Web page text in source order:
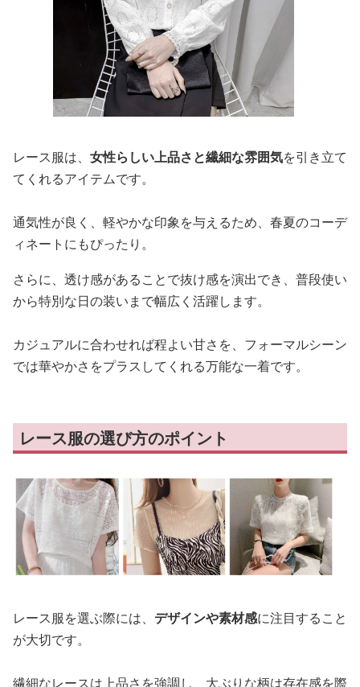
レース服は、 女性らしい上品さと繊細な雰囲気を引き立て
てくれるアイテムです。
通気性が良く、軽やかな印象を与えるため、春夏のコーデ
ィネートにもぴったり。
さらに、透け感があることで抜け感を演出でき、普段使い
から特別な日の装いまで幅広く活躍します。
カジュアルに合わせれば程よい甘さを、フォーマルシーン
では華やかさをプラスしてくれる万能な一着です。
レース服の選び方のポイント
レース服を選ぶ際には、 デザインや素材感に注目すること
が大切です。
繊細なレースは上品さを強調し、大ぶりな柄は存在感を際